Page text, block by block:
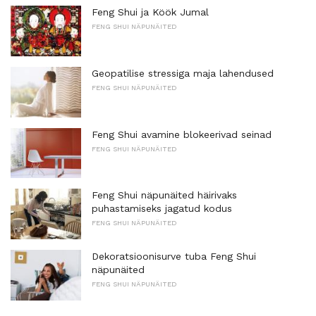
Feng Shui ja Köök Jumal
FENG SHUI NÄPUNÄITED
Geopatilise stressiga maja lahendused
FENG SHUI NÄPUNÄITED
Feng Shui avamine blokeerivad seinad
FENG SHUI NÄPUNÄITED
Feng Shui näpunäited häirivaks
puhastamiseks jagatud kodus
FENG SHUI NÄPUNÄITED
Dekoratsioonisurve tuba Feng Shui
näpunäited
FENG SHUI NÄPUNÄITED